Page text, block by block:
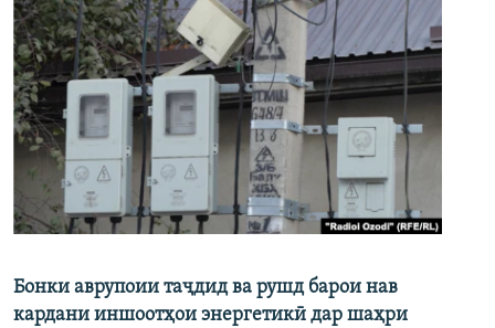
Бонки аврупоии таҷдид ва рушд барои нав
кардани иншоотҳои энергетикӣ дар шаҳри